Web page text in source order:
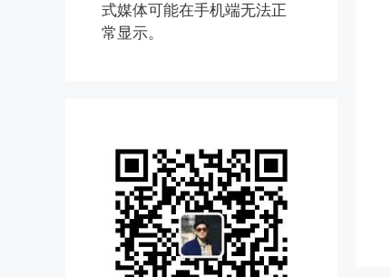
式媒体可能在手机端无法正
常显示。